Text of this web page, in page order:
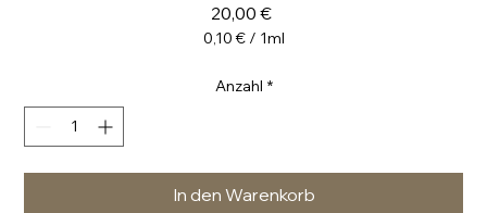
20,00 €Preis
0,10 € / 1ml
pro
Anzahl *
In den Warenkorb